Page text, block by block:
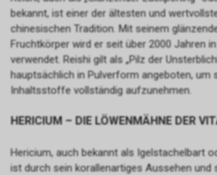
bekannt, ist einer der ältesten und
chinesischen Tradition. Mit seinem
Fruchtkörper wird er seit über 2000 Jahren
verwendet. Reishi gilt als „Pilz der
hauptsächlich in Pulverform angeboten, um
Inhaltsstoffe vollständig aufzunehmen.
HERICIUM – DIE LÖWENMÄHNE DER
Hericium, auch bekannt als Igelstachelbart
ist durch sein korallenartiges Aussehen und